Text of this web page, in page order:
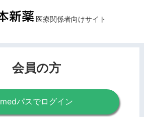
医療関係者向けサイト
会員の方
medパスでログイン